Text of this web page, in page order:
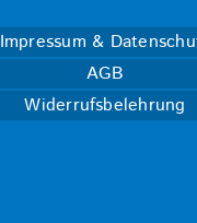
Impressum &
AGB
Widerrufsbelehrung